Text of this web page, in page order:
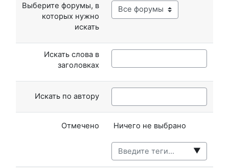
Выберите форумы, в
которых нужно
искать
Искать слова в
заголовках
Искать по автору
Отмечено Выбранные элементы:
Ничего не выбрано
▼